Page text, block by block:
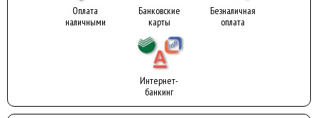
Оплата
наличными
Банковские
карты
Безналичная
оплата
Интернет-
банкинг